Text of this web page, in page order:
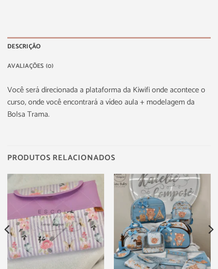
DESCRIÇÃO
AVALIAÇÕES (0)
Você será direcionada a plataforma da Kiwifi onde acontece o
curso, onde você encontrará a vídeo aula + modelagem da
Bolsa Trama.
PRODUTOS RELACIONADOS